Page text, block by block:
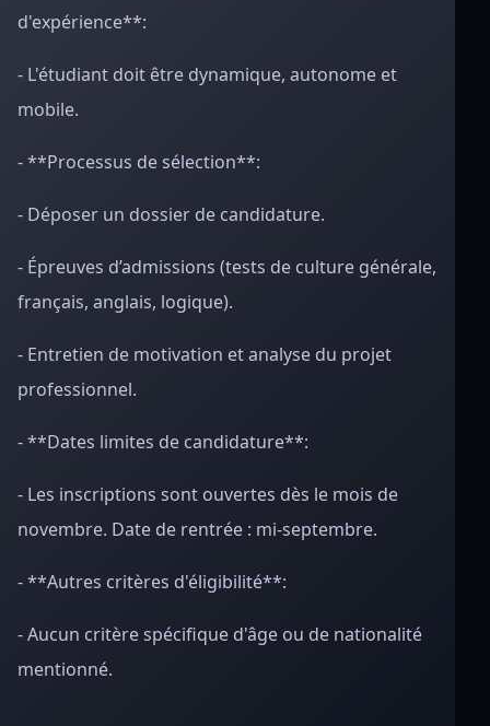
d'expérience**:
- L'étudiant doit être dynamique, autonome et
mobile.
- **Processus de sélection**:
- Déposer un dossier de candidature.
- Épreuves d’admissions (tests de culture générale,
français, anglais, logique).
- Entretien de motivation et analyse du projet
professionnel.
- **Dates limites de candidature**:
- Les inscriptions sont ouvertes dès le mois de
novembre. Date de rentrée : mi-septembre.
- **Autres critères d'éligibilité**:
- Aucun critère spécifique d'âge ou de nationalité
mentionné.